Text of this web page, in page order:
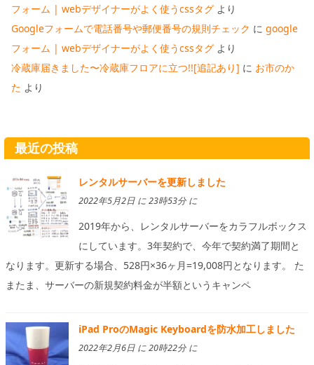
フォーム | webデザイナーがよく使うcssタグ より
Googleフォームで電話番号や郵便番号の規則チェック に google
フォーム | webデザイナーがよく使うcssタグ より
冷蔵庫届きました〜冷蔵庫フロアに立つ!![追記あり] に お市のか
た より
最近の投稿
レンタルサーバーを更新しました
2022年5月2日 に 23時53分 に
2019年から、レンタルサーバーをカラフルボックス
にしています。3年契約で、今年で契約満了期間と
なります。更新する場合、528円×36ヶ月=19,008円となります。 た
またま、サーバーの新規契約料金が半額というキャンペ
iPad ProのMagic Keyboardを防水加工しました
2022年2月6日 に 20時22分 に